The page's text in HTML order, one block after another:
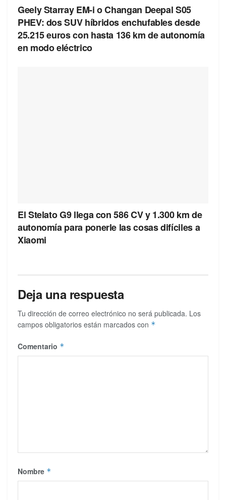
Geely Starray EM-i o Changan Deepal S05
PHEV: dos SUV híbridos enchufables desde
25.215 euros con hasta 136 km de autonomía
en modo eléctrico
El Stelato G9 llega con 586 CV y 1.300 km de
autonomía para ponerle las cosas difíciles a
Xiaomi
Deja una respuesta
Tu dirección de correo electrónico no será publicada. Los
campos obligatorios están marcados con *
Comentario *
Nombre *